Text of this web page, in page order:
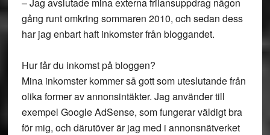
gång runt omkring sommaren 2010, och sedan dess
har jag enbart haft inkomster från bloggandet.
Hur får du inkomst på bloggen?
Mina inkomster kommer så gott som uteslutande från
olika former av annonsintäkter. Jag använder till
exempel Google AdSense, som fungerar väldigt bra
för mig, och därutöver är jag med i annonsnätverket